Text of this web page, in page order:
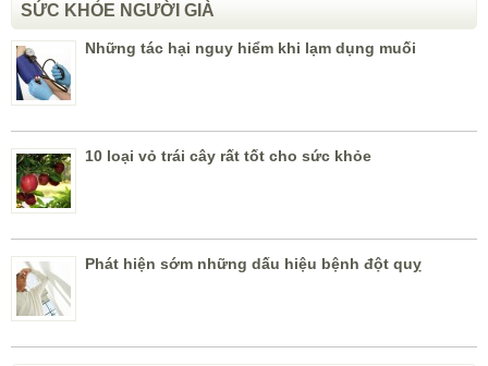
SỨC KHỎE NGƯỜI GIÀ
Những tác hại nguy hiểm khi lạm dụng muối
10 loại vỏ trái cây rất tốt cho sức khỏe
Phát hiện sớm những dấu hiệu bệnh đột quỵ